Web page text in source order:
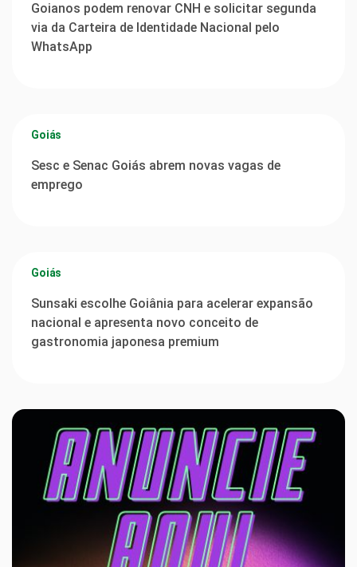
Goianos podem renovar CNH e solicitar segunda
via da Carteira de Identidade Nacional pelo
WhatsApp
Goiás
Sesc e Senac Goiás abrem novas vagas de
emprego
Goiás
Sunsaki escolhe Goiânia para acelerar expansão
nacional e apresenta novo conceito de
gastronomia japonesa premium